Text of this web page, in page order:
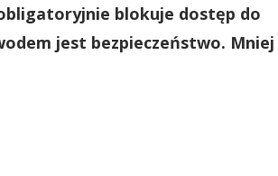
blokuje dostęp do
jest bezpieczeństwo. Mniej